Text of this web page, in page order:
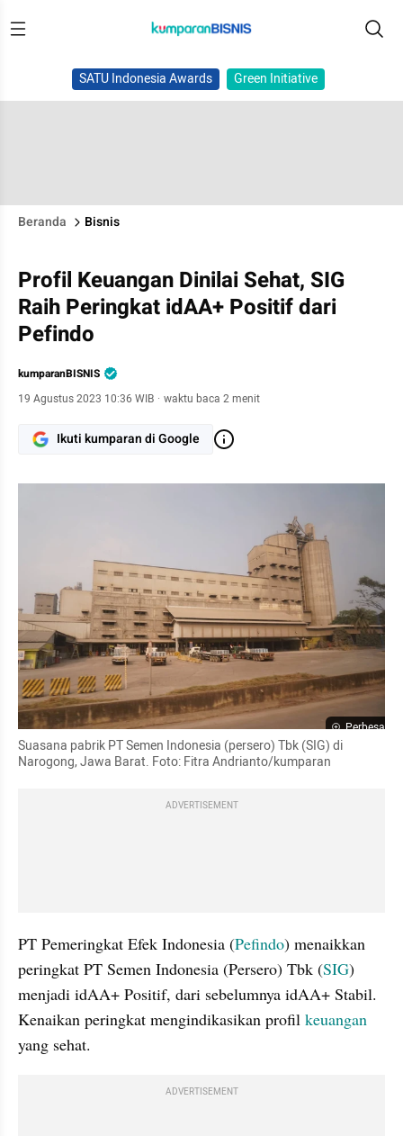
SATU Indonesia Awards Green Initiative
Beranda Bisnis
Profil Keuangan Dinilai Sehat, SIG
Raih Peringkat idAA+ Positif dari
Pefindo
kumparanBISNIS
19 Agustus 2023 10:36 WIB · waktu baca 2 menit
Ikuti kumparan di Google
Perbesar
Suasana pabrik PT Semen Indonesia (persero) Tbk (SIG) di
Narogong, Jawa Barat. Foto: Fitra Andrianto/kumparan
ADVERTISEMENT
PT Pemeringkat Efek Indonesia (Pefindo) menaikkan
peringkat PT Semen Indonesia (Persero) Tbk (SIG)
menjadi idAA+ Positif, dari sebelumnya idAA+ Stabil.
Kenaikan peringkat mengindikasikan profil keuangan
yang sehat.
ADVERTISEMENT